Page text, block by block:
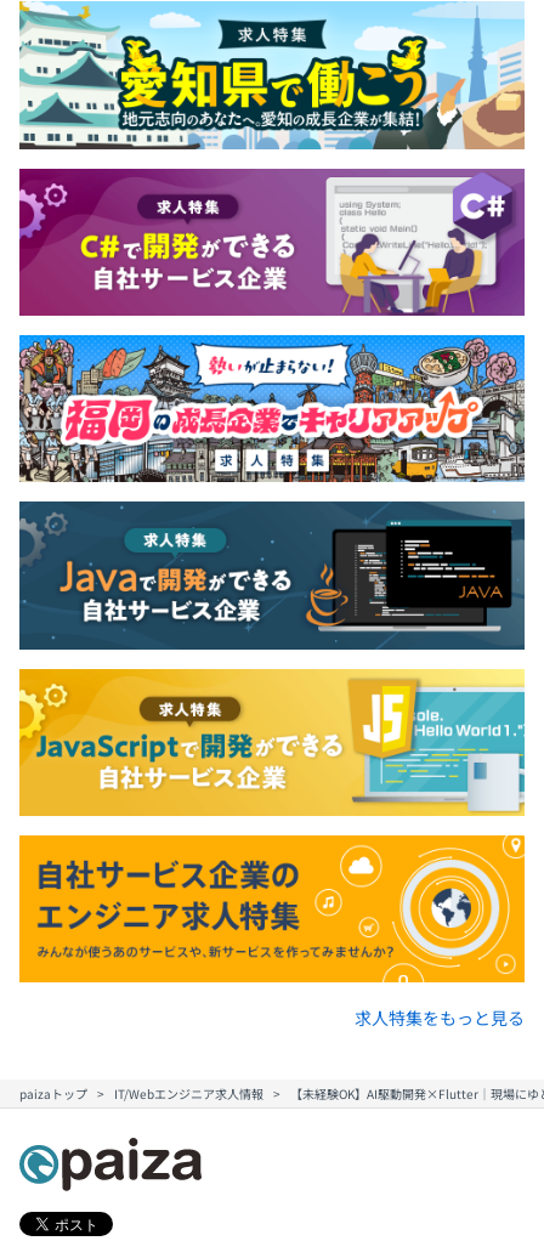
求人特集をもっと見る
paizaトップ IT/Webエンジニア求人情報 【未経験OK】AI駆動開発×Flutter｜現場に